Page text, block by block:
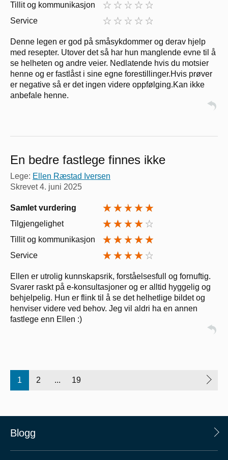
Tillit og kommunikasjon
Service
Denne legen er god på småsykdommer og derav hjelp
med resepter. Utover det så har hun manglende evne til å
se helheten og andre veier. Nedlatende hvis du motsier
henne og er fastlåst i sine egne forestillinger.Hvis prøver
er negative så er det ingen videre oppfølging.Kan ikke
anbefale henne.
En bedre fastlege finnes ikke
Lege: Ellen Ræstad Iversen
Skrevet4. juni 2025
Samlet vurdering
Tilgjengelighet
Tillit og kommunikasjon
Service
Ellen er utrolig kunnskapsrik, forståelsesfull og fornuftig.
Svarer raskt på e-konsultasjoner og er alltid hyggelig og
behjelpelig. Hun er flink til å se det helhetlige bildet og
henviser videre ved behov. Jeg vil aldri ha en annen
fastlege enn Ellen :)
1 2 ... 19
Blogg